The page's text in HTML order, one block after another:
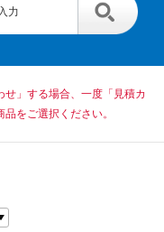
」する場合、一度「見積カ
をご選択ください。